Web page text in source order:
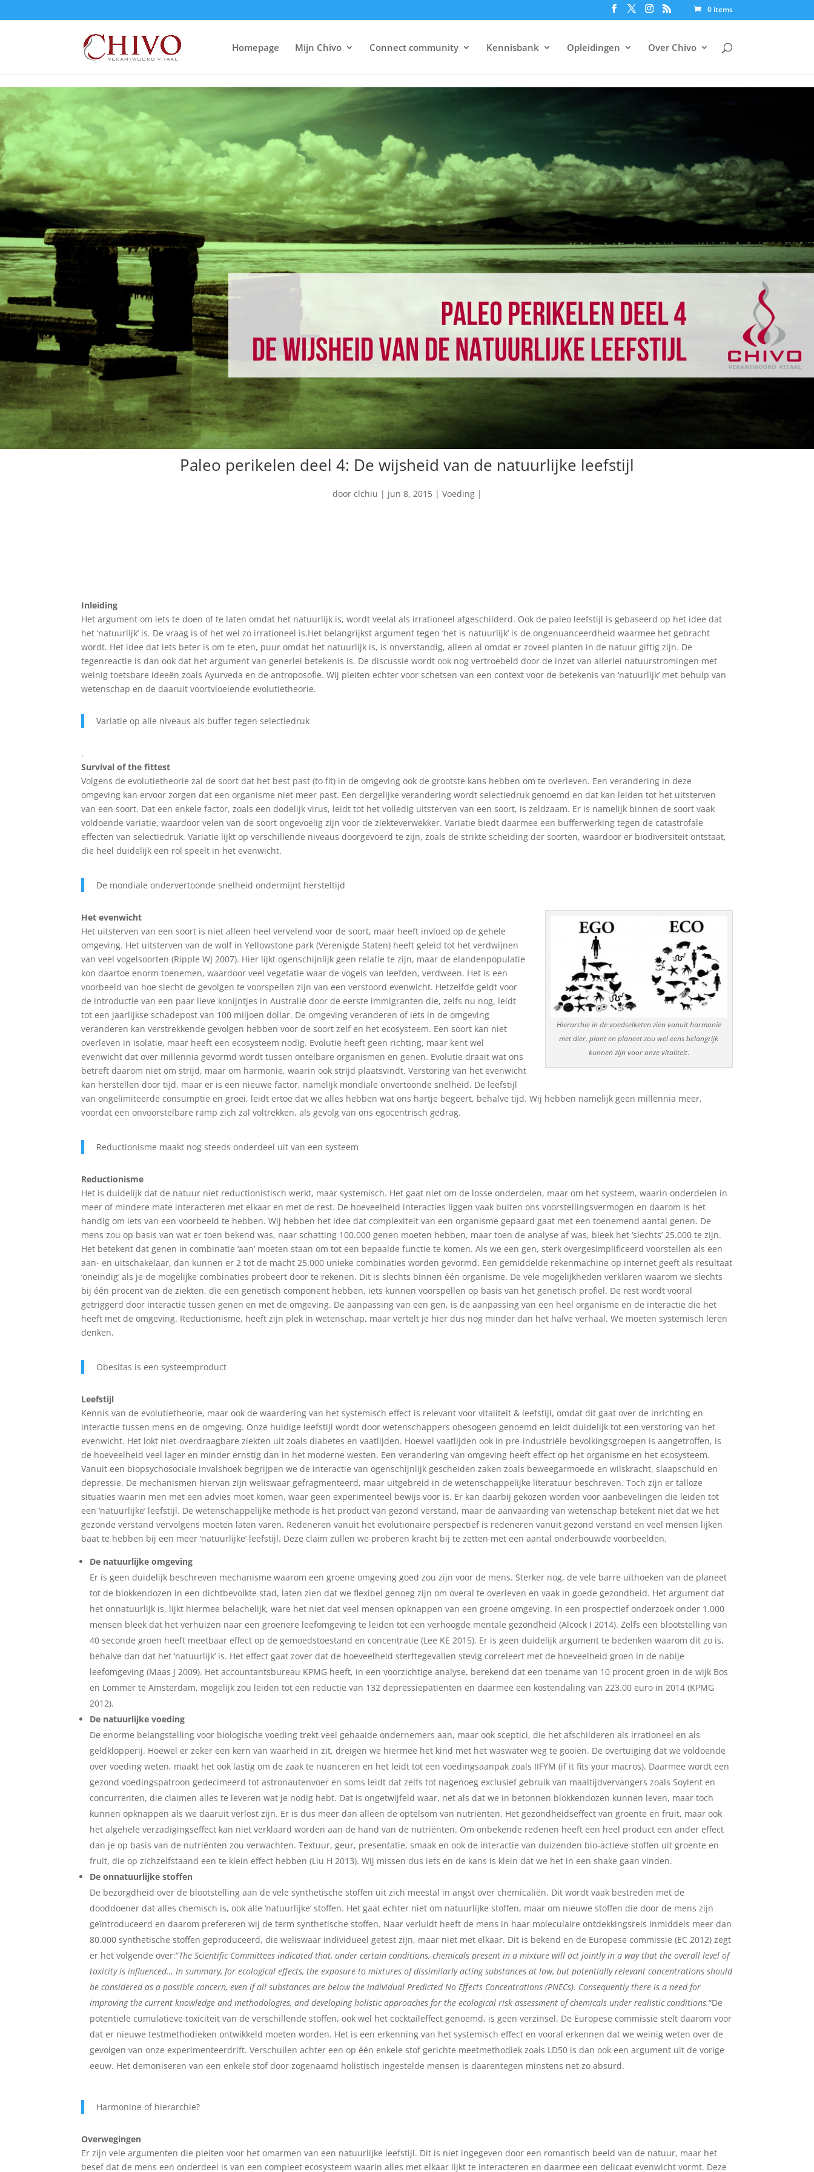
0 items
Homepage Mijn Chivo Connect community Kennisbank Opleidingen Over Chivo
Paleo perikelen deel 4: De wijsheid van de natuurlijke leefstijl
door clchiu jun 8, 2015 Voeding
Inleiding
Het argument om iets te doen of te laten omdat het natuurlijk is, wordt veelal als irrationeel afgeschilderd. Ook de paleo leefstijl is gebaseerd op het idee dat
het ‘natuurlijk’ is. De vraag is of het wel zo irrationeel is.Het belangrijkst argument tegen ‘het is natuurlijk’ is de ongenuanceerdheid waarmee het gebracht
wordt. Het idee dat iets beter is om te eten, puur omdat het natuurlijk is, is onverstandig, alleen al omdat er zoveel planten in de natuur giftig zijn. De
tegenreactie is dan ook dat het argument van generlei betekenis is. De discussie wordt ook nog vertroebeld door de inzet van allerlei natuurstromingen met
weinig toetsbare ideeën zoals Ayurveda en de antroposofie. Wij pleiten echter voor schetsen van een context voor de betekenis van ‘natuurlijk’ met behulp van
wetenschap en de daaruit voortvloeiende evolutietheorie.
Variatie op alle niveaus als buffer tegen selectiedruk
.
Survival of the fittest
Volgens de evolutietheorie zal de soort dat het best past (to fit) in de omgeving ook de grootste kans hebben om te overleven. Een verandering in deze
omgeving kan ervoor zorgen dat een organisme niet meer past. Een dergelijke verandering wordt selectiedruk genoemd en dat kan leiden tot het uitsterven
van een soort. Dat een enkele factor, zoals een dodelijk virus, leidt tot het volledig uitsterven van een soort, is zeldzaam. Er is namelijk binnen de soort vaak
voldoende variatie, waardoor velen van de soort ongevoelig zijn voor de ziekteverwekker. Variatie biedt daarmee een bufferwerking tegen de catastrofale
effecten van selectiedruk. Variatie lijkt op verschillende niveaus doorgevoerd te zijn, zoals de strikte scheiding der soorten, waardoor er biodiversiteit ontstaat,
die heel duidelijk een rol speelt in het evenwicht.
De mondiale ondervertoonde snelheid ondermijnt hersteltijd
Hierarchie in de voedselketen zien vanuit harmonie
met dier, plant en planeet zou wel eens belangrijk
kunnen zijn voor onze vitaliteit.
Het evenwicht
Het uitsterven van een soort is niet alleen heel vervelend voor de soort, maar heeft invloed op de gehele
omgeving. Het uitsterven van de wolf in Yellowstone park (Verenigde Staten) heeft geleid tot het verdwijnen
van veel vogelsoorten (Ripple WJ 2007). Hier lijkt ogenschijnlijk geen relatie te zijn, maar de elandenpopulatie
kon daartoe enorm toenemen, waardoor veel vegetatie waar de vogels van leefden, verdween. Het is een
voorbeeld van hoe slecht de gevolgen te voorspellen zijn van een verstoord evenwicht. Hetzelfde geldt voor
de introductie van een paar lieve konijntjes in Australië door de eerste immigranten die, zelfs nu nog, leidt
tot een jaarlijkse schadepost van 100 miljoen dollar. De omgeving veranderen of iets in de omgeving
veranderen kan verstrekkende gevolgen hebben voor de soort zelf en het ecosysteem. Een soort kan niet
overleven in isolatie, maar heeft een ecosysteem nodig. Evolutie heeft geen richting, maar kent wel
evenwicht dat over millennia gevormd wordt tussen ontelbare organismen en genen. Evolutie draait wat ons
betreft daarom niet om strijd, maar om harmonie, waarin ook strijd plaatsvindt. Verstoring van het evenwicht
kan herstellen door tijd, maar er is een nieuwe factor, namelijk mondiale onvertoonde snelheid. De leefstijl
van ongelimiteerde consumptie en groei, leidt ertoe dat we alles hebben wat ons hartje begeert, behalve tijd. Wij hebben namelijk geen millennia meer,
voordat een onvoorstelbare ramp zich zal voltrekken, als gevolg van ons egocentrisch gedrag.
Reductionisme maakt nog steeds onderdeel uit van een systeem
Reductionisme
Het is duidelijk dat de natuur niet reductionistisch werkt, maar systemisch. Het gaat niet om de losse onderdelen, maar om het systeem, waarin onderdelen in
meer of mindere mate interacteren met elkaar en met de rest. De hoeveelheid interacties liggen vaak buiten ons voorstellingsvermogen en daarom is het
handig om iets van een voorbeeld te hebben. Wij hebben het idee dat complexiteit van een organisme gepaard gaat met een toenemend aantal genen. De
mens zou op basis van wat er toen bekend was, naar schatting 100.000 genen moeten hebben, maar toen de analyse af was, bleek het ‘slechts’ 25.000 te zijn.
Het betekent dat genen in combinatie ‘aan’ moeten staan om tot een bepaalde functie te komen. Als we een gen, sterk overgesimplificeerd voorstellen als een
aan- en uitschakelaar, dan kunnen er 2 tot de macht 25.000 unieke combinaties worden gevormd. Een gemiddelde rekenmachine op internet geeft als resultaat
‘oneindig’ als je de mogelijke combinaties probeert door te rekenen. Dit is slechts binnen één organisme. De vele mogelijkheden verklaren waarom we slechts
bij één procent van de ziekten, die een genetisch component hebben, iets kunnen voorspellen op basis van het genetisch profiel. De rest wordt vooral
getriggerd door interactie tussen genen en met de omgeving. De aanpassing van een gen, is de aanpassing van een heel organisme en de interactie die het
heeft met de omgeving. Reductionisme, heeft zijn plek in wetenschap, maar vertelt je hier dus nog minder dan het halve verhaal. We moeten systemisch leren
denken.
Obesitas is een systeemproduct
Leefstijl
Kennis van de evolutietheorie, maar ook de waardering van het systemisch effect is relevant voor vitaliteit & leefstijl, omdat dit gaat over de inrichting en
interactie tussen mens en de omgeving. Onze huidige leefstijl wordt door wetenschappers obesogeen genoemd en leidt duidelijk tot een verstoring van het
evenwicht. Het lokt niet-overdraagbare ziekten uit zoals diabetes en vaatlijden. Hoewel vaatlijden ook in pre-industriële bevolkingsgroepen is aangetroffen, is
de hoeveelheid veel lager en minder ernstig dan in het moderne westen. Een verandering van omgeving heeft effect op het organisme en het ecosysteem.
Vanuit een biopsychosociale invalshoek begrijpen we de interactie van ogenschijnlijk gescheiden zaken zoals beweegarmoede en wilskracht, slaapschuld en
depressie. De mechanismen hiervan zijn weliswaar gefragmenteerd, maar uitgebreid in de wetenschappelijke literatuur beschreven. Toch zijn er talloze
situaties waarin men met een advies moet komen, waar geen experimenteel bewijs voor is. Er kan daarbij gekozen worden voor aanbevelingen die leiden tot
een ‘natuurlijke’ leefstijl. De wetenschappelijke methode is het product van gezond verstand, maar de aanvaarding van wetenschap betekent niet dat we het
gezonde verstand vervolgens moeten laten varen. Redeneren vanuit het evolutionaire perspectief is redeneren vanuit gezond verstand en veel mensen lijken
baat te hebben bij een meer ‘natuurlijke’ leefstijl. Deze claim zullen we proberen kracht bij te zetten met een aantal onderbouwde voorbeelden.
De natuurlijke omgeving
Er is geen duidelijk beschreven mechanisme waarom een groene omgeving goed zou zijn voor de mens. Sterker nog, de vele barre uithoeken van de planeet
tot de blokkendozen in een dichtbevolkte stad, laten zien dat we flexibel genoeg zijn om overal te overleven en vaak in goede gezondheid. Het argument dat
het onnatuurlijk is, lijkt hiermee belachelijk, ware het niet dat veel mensen opknappen van een groene omgeving. In een prospectief onderzoek onder 1.000
mensen bleek dat het verhuizen naar een groenere leefomgeving te leiden tot een verhoogde mentale gezondheid (Alcock I 2014). Zelfs een blootstelling van
40 seconde groen heeft meetbaar effect op de gemoedstoestand en concentratie (Lee KE 2015). Er is geen duidelijk argument te bedenken waarom dit zo is,
behalve dan dat het ‘natuurlijk’ is. Het effect gaat zover dat de hoeveelheid sterftegevallen stevig correleert met de hoeveelheid groen in de nabije
leefomgeving (Maas J 2009). Het accountantsbureau KPMG heeft, in een voorzichtige analyse, berekend dat een toename van 10 procent groen in de wijk Bos
en Lommer te Amsterdam, mogelijk zou leiden tot een reductie van 132 depressiepatiënten en daarmee een kostendaling van 223.00 euro in 2014 (KPMG
2012).
De natuurlijke voeding
De enorme belangstelling voor biologische voeding trekt veel gehaaide ondernemers aan, maar ook sceptici, die het afschilderen als irrationeel en als
geldklopperij. Hoewel er zeker een kern van waarheid in zit, dreigen we hiermee het kind met het waswater weg te gooien. De overtuiging dat we voldoende
over voeding weten, maakt het ook lastig om de zaak te nuanceren en het leidt tot een voedingsaanpak zoals IIFYM (if it fits your macros). Daarmee wordt een
gezond voedingspatroon gedecimeerd tot astronautenvoer en soms leidt dat zelfs tot nagenoeg exclusief gebruik van maaltijdvervangers zoals Soylent en
concurrenten, die claimen alles te leveren wat je nodig hebt. Dat is ongetwijfeld waar, net als dat we in betonnen blokkendozen kunnen leven, maar toch
kunnen opknappen als we daaruit verlost zijn. Er is dus meer dan alleen de optelsom van nutriënten. Het gezondheidseffect van groente en fruit, maar ook
het algehele verzadigingseffect kan niet verklaard worden aan de hand van de nutriënten. Om onbekende redenen heeft een heel product een ander effect
dan je op basis van de nutriënten zou verwachten. Textuur, geur, presentatie, smaak en ook de interactie van duizenden bio-actieve stoffen uit groente en
fruit, die op zichzelfstaand een te klein effect hebben (Liu H 2013). Wij missen dus iets en de kans is klein dat we het in een shake gaan vinden.
De onnatuurlijke stoffen
De bezorgdheid over de blootstelling aan de vele synthetische stoffen uit zich meestal in angst over chemicaliën. Dit wordt vaak bestreden met de
dooddoener dat alles chemisch is, ook alle ‘natuurlijke’ stoffen. Het gaat echter niet om natuurlijke stoffen, maar om nieuwe stoffen die door de mens zijn
geïntroduceerd en daarom prefereren wij de term synthetische stoffen. Naar verluidt heeft de mens in haar moleculaire ontdekkingsreis inmiddels meer dan
80.000 synthetische stoffen geproduceerd, die weliswaar individueel getest zijn, maar niet met elkaar. Dit is bekend en de Europese commissie (EC 2012) zegt
er het volgende over:”The Scientific Committees indicated that, under certain conditions, chemicals present in a mixture will act jointly in a way that the overall level of
toxicity is influenced… In summary, for ecological effects, the exposure to mixtures of dissimilarly acting substances at low, but potentially relevant concentrations should
be considered as a possible concern, even if all substances are below the individual Predicted No Effects Concentrations (PNECs). Consequently there is a need for
improving the current knowledge and methodologies, and developing holistic approaches for the ecological risk assessment of chemicals under realistic conditions.“De
potentiele cumulatieve toxiciteit van de verschillende stoffen, ook wel het cocktaileffect genoemd, is geen verzinsel. De Europese commissie stelt daarom voor
dat er nieuwe testmethodieken ontwikkeld moeten worden. Het is een erkenning van het systemisch effect en vooral erkennen dat we weinig weten over de
gevolgen van onze experimenteerdrift. Verschuilen achter een op één enkele stof gerichte meetmethodiek zoals LD50 is dan ook een argument uit de vorige
eeuw. Het demoniseren van een enkele stof door zogenaamd holistisch ingestelde mensen is daarentegen minstens net zo absurd.
Harmonine of hierarchie?
Overwegingen
Er zijn vele argumenten die pleiten voor het omarmen van een natuurlijke leefstijl. Dit is niet ingegeven door een romantisch beeld van de natuur, maar het
besef dat de mens een onderdeel is van een compleet ecosysteem waarin alles met elkaar lijkt te interacteren en daarmee een delicaat evenwicht vormt. Deze